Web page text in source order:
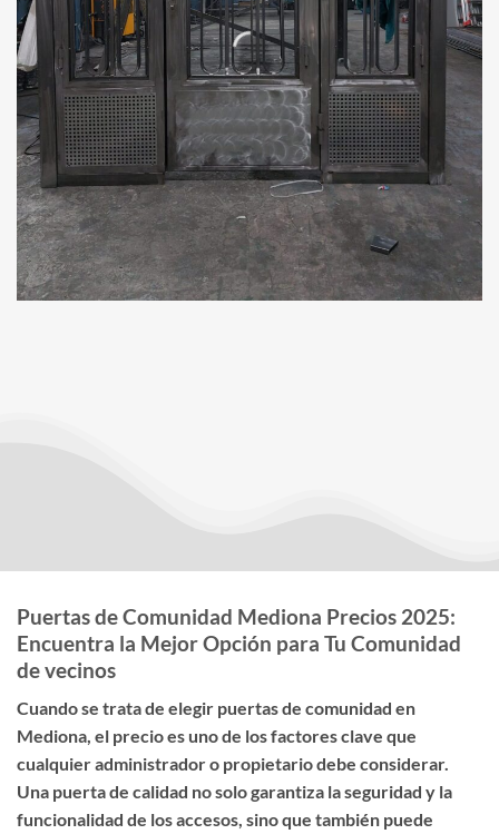
Puertas de Comunidad Mediona Precios 2025:
Encuentra la Mejor Opción para Tu Comunidad
de vecinos
Cuando se trata de elegir puertas de comunidad en
Mediona, el precioes uno de los factores clave que
cualquier administrador o propietario debe considerar.
Una puerta de calidad no solo garantiza la seguridad y la
funcionalidad de los accesos, sino que también puede